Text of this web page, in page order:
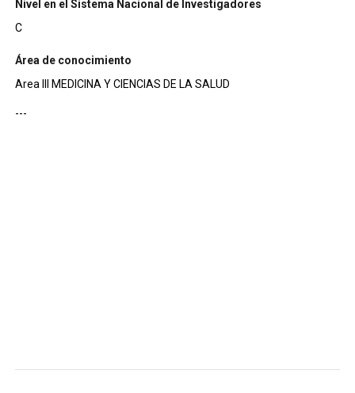
Nivel en el Sistema Nacional de Investigadores
C
Área de conocimiento
Area III MEDICINA Y CIENCIAS DE LA SALUD
---